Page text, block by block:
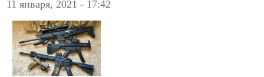
11 января, 2021 - 17:42